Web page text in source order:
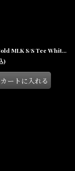
Acapulco Gold MLK S/S Tee White アカプルコゴールド キング牧師 半袖 Tシャツ グラフィック 沖縄 ストリートファッション
)
カートに入れる